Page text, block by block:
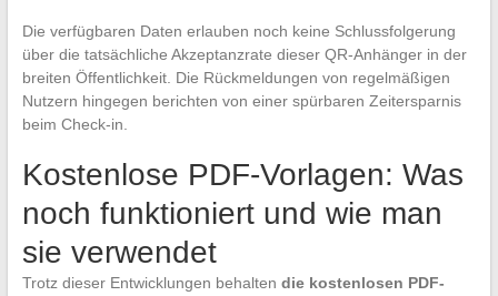
Die verfügbaren Daten erlauben noch keine Schlussfolgerung
über die tatsächliche Akzeptanzrate dieser QR-Anhänger in der
breiten Öffentlichkeit. Die Rückmeldungen von regelmäßigen
Nutzern hingegen berichten von einer spürbaren Zeitersparnis
beim Check-in.
Kostenlose PDF-Vorlagen: Was
noch funktioniert und wie man
sie verwendet
Trotz dieser Entwicklungen behalten die kostenlosen PDF-